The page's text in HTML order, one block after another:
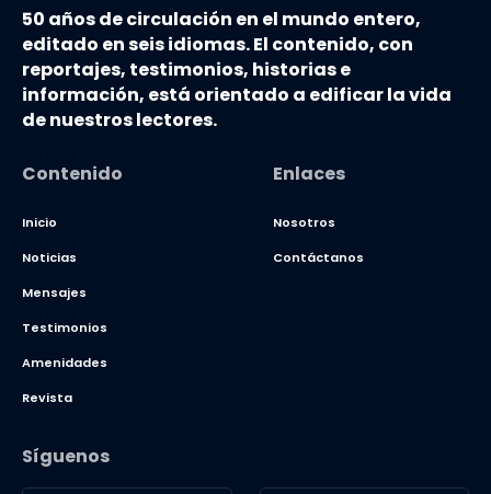
50 años de circulación en el mundo entero,
editado en seis idiomas. El contenido, con
reportajes, testimonios, historias e
información, está orientado a edificar la vida
de nuestros lectores.
Contenido
Inicio
Noticias
Mensajes
Testimonios
Amenidades
Revista
Enlaces
Nosotros
Contáctanos
Síguenos